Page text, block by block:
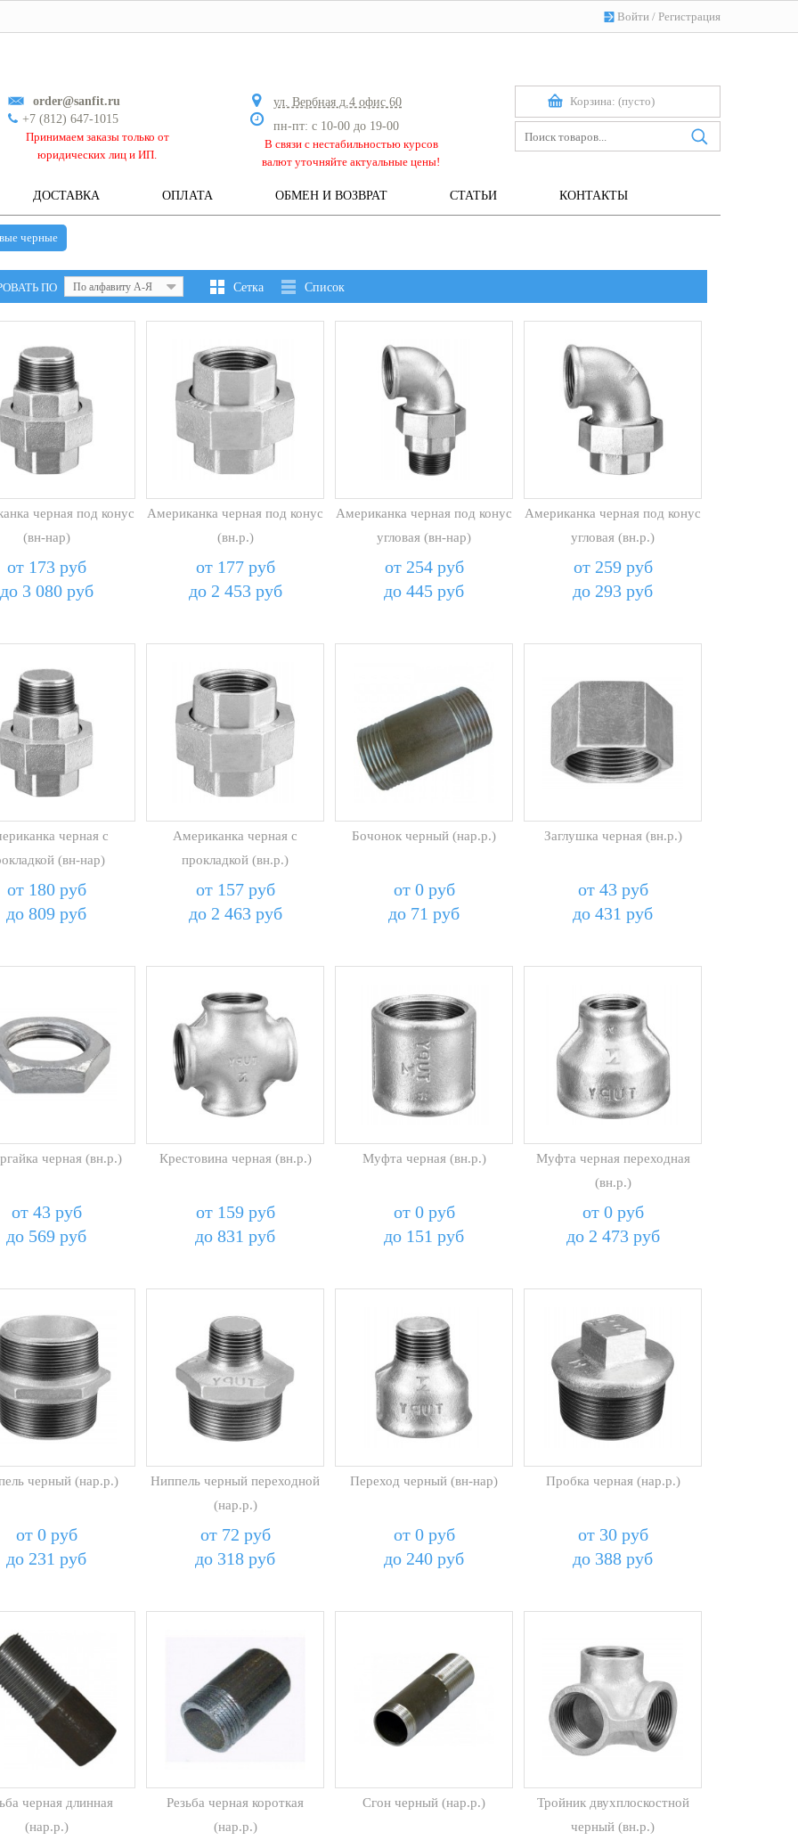
Войти / Регистрация
Корзина: (пусто)
order@sanfit.ru
+7 (812) 647-1015
Принимаем заказы только от
юридических лиц и ИП.
ул. Вербная д.4 офис 60
пн-пт: с 10-00 до 19-00
В связи с нестабильностью курсов
валют уточняйте актуальные цены!
ДОСТАВКА ОПЛАТА ОБМЕН И ВОЗВРАТ СТАТЬИ КОНТАКТЫ
черные
ПО По алфавиту А-Я Сетка Список
черная под конус
(вн-нар)
от 173 руб
до 3 080 руб
Американка черная под конус
(вн.р.)
от 177 руб
до 2 453 руб
Американка черная под конус
угловая (вн-нар)
от 254 руб
до 445 руб
Американка черная под конус
угловая (вн.р.)
от 259 руб
до 293 руб
черная с
(вн-нар)
от 180 руб
до 809 руб
Американка черная с
прокладкой (вн.р.)
от 157 руб
до 2 463 руб
Бочонок черный (нар.р.)
от 0 руб
до 71 руб
Заглушка черная (вн.р.)
от 43 руб
до 431 руб
черная (вн.р.)
от 43 руб
до 569 руб
Крестовина черная (вн.р.)
от 159 руб
до 831 руб
Муфта черная (вн.р.)
от 0 руб
до 151 руб
Муфта черная переходная
(вн.р.)
от 0 руб
до 2 473 руб
черный (нар.р.)
от 0 руб
до 231 руб
Ниппель черный переходной
(нар.р.)
от 72 руб
до 318 руб
Переход черный (вн-нар)
от 0 руб
до 240 руб
Пробка черная (нар.р.)
от 30 руб
до 388 руб
черная длинная
(нар.р.)
Резьба черная короткая
(нар.р.)
Сгон черный (нар.р.)
Тройник двухплоскостной
черный (вн.р.)